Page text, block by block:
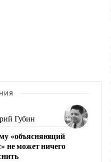
Губин
«объясняющий
не может ничего